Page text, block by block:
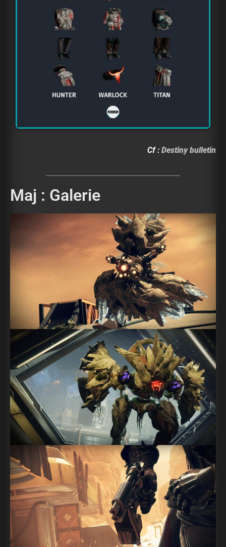
Cf : Destiny bulletin
Maj : Galerie